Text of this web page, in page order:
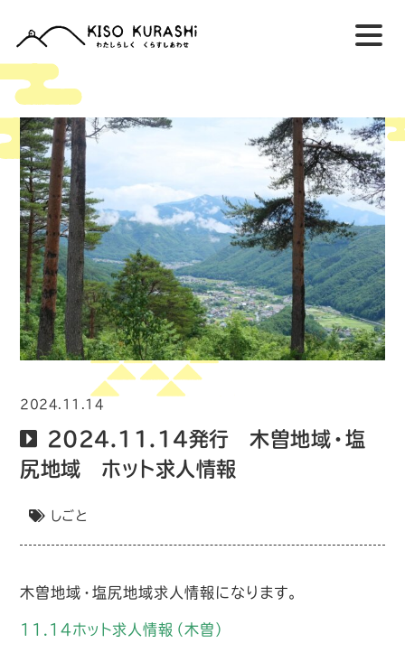
2024.11.14
2024.11.14発行 木曽地域・塩
尻地域 ホット求人情報
しごと
木曽地域・塩尻地域求人情報になります。
11.14ホット求人情報（木曽）